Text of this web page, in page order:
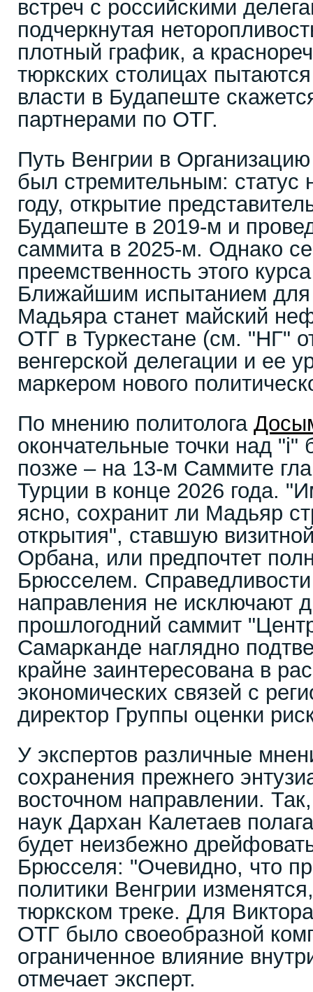
встреч с российскими
подчеркнутая
плотный график, а
тюркских столицах
власти в Будапеште
партнерами по ОТГ.
Путь Венгрии в Организацию
был стремительным: статус
году, открытие
Будапеште в 2019-м и
саммита в 2025-м. Однако
преемственность этого
Ближайшим испытанием
Мадьяра станет майский
ОТГ в Туркестане (см. "НГ"
венгерской делегации и ее
маркером нового
По мнению политолога
окончательные точки над "i"
позже – на 13-м Саммите
Турции в конце 2026 года.
ясно, сохранит ли Мадьяр
открытия", ставшую
Орбана, или предпочтет
Брюсселем.
направления не исключают
прошлогодний саммит
Самарканде наглядно
крайне заинтересована в
экономических связей с
директор Группы оценки
У экспертов различные
сохранения прежнего
восточном направлении.
наук Дархан Калетаев
будет неизбежно
Брюсселя: "Очевидно, что
политики Венгрии
тюркском треке. Для
ОТГ было своеобразной
ограниченное влияние
отмечает эксперт.